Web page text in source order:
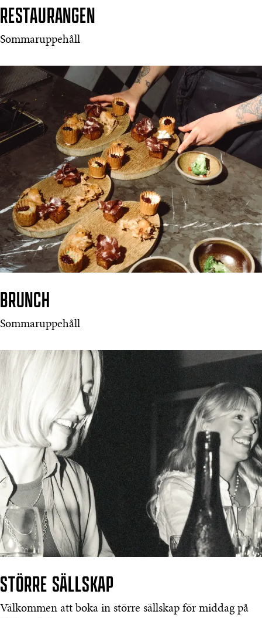
RESTAURANGEN
Sommaruppehåll
BRUNCH
Sommaruppehåll
STÖRRE SÄLLSKAP
Välkommen att boka in större sällskap för middag på